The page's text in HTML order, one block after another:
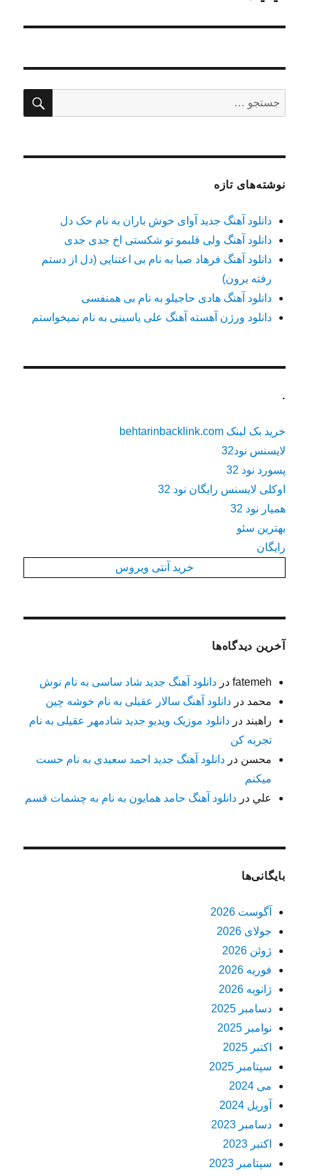
برای:
نوشته‌های تازه
دانلود آهنگ جدید آوای خوش باران به نام حک دل
دانلود آهنگ ولی قلبمو تو شکستی اخ جدی جدی
دانلود آهنگ فرهاد صبا به نام بی اعتنایی (دل از دستم
رفته برون)
دانلود آهنگ هادی حاجیلو به نام بی همنفسی
دانلود ورژن آهسته آهنگ علی یاسینی به نام نمیخواستم
.
خرید بک لینک behtarinbacklink.com
لایسنس نود32
پسورد نود 32
اوکلی لایسنس رایگان نود 32
همیار نود 32
بهترین سئو
رایگان
خرید آنتی ویروس
آخرین دیدگاه‌ها
fatemeh دردانلود آهنگ جدید شاد ساسی به نام نوش
محمد دردانلود آهنگ سالار عقیلی به نام خوشه چین
راهبند دردانلود موزیک ویدیو جدید شادمهر عقیلی به نام
تجربه کن
محسن دردانلود آهنگ جدید احمد سعیدی به نام حست
میکنم
علي دردانلود آهنگ حامد همایون به نام به چشمات قسم
بایگانی‌ها
آگوست 2026
جولای 2026
ژوئن 2026
فوریه 2026
ژانویه 2026
دسامبر 2025
نوامبر 2025
اکتبر 2025
سپتامبر 2025
می 2024
آوریل 2024
دسامبر 2023
اکتبر 2023
سپتامبر 2023